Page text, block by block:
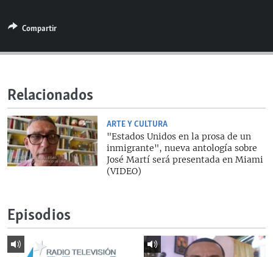
ESPECIALES
ESPECIALES
SER VIEJO EN CUBA
KENTU-CUBANO
LOS SANTOS DE HIALEAH
DESINFORMACIÓN RUSA EN AMÉRICA LATINA
MULTIMEDIA
SÍGUENOS
Compartir
Relacionados
ARTE Y CULTURA
"Estados Unidos en la prosa de un
inmigrante", nueva antología sobre
José Martí será presentada en Miami
(VIDEO)
Episodios